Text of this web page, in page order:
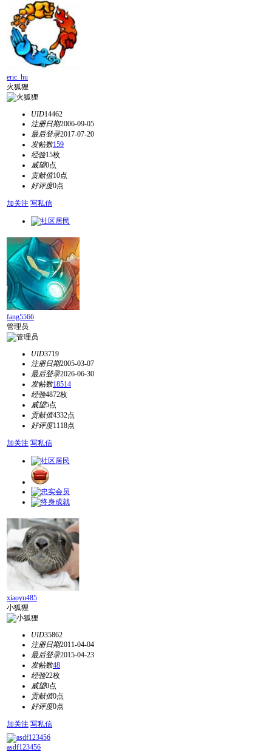
eric_hu
火狐狸
UID14462
注册日期2006-09-05
最后登录2017-07-20
发帖数159
经验15枚
威望0点
贡献值10点
好评度0点
加关注 写私信
fang5566
管理员
UID3719
注册日期2005-03-07
最后登录2026-06-30
发帖数18514
经验4872枚
威望5点
贡献值4332点
好评度1118点
加关注 写私信
xiaoyu485
小狐狸
UID35862
注册日期2011-04-04
最后登录2015-04-23
发帖数48
经验22枚
威望0点
贡献值0点
好评度0点
加关注 写私信
asdf123456